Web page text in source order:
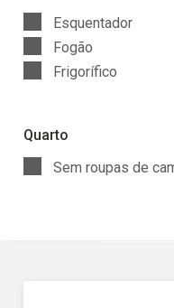
Esquentador
Fogão
Frigorífico
Quarto
Sem roupas de